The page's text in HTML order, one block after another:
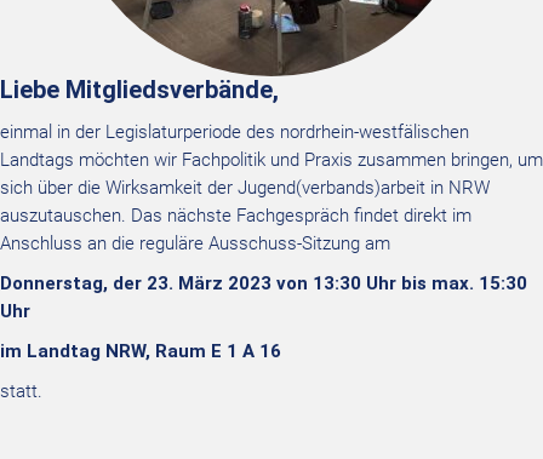
Liebe Mitgliedsverbände,
einmal in der Legislaturperiode des nordrhein-westfälischen
Landtags möchten wir Fachpolitik und Praxis zusammen bringen, um
sich über die Wirksamkeit der Jugend(verbands)arbeit in NRW
auszutauschen. Das nächste Fachgespräch findet direkt im
Anschluss an die reguläre Ausschuss-Sitzung am
Donnerstag, der 23. März 2023 von 13:30 Uhr bis max. 15:30
Uhr
im Landtag NRW, Raum E 1 A 16
statt.